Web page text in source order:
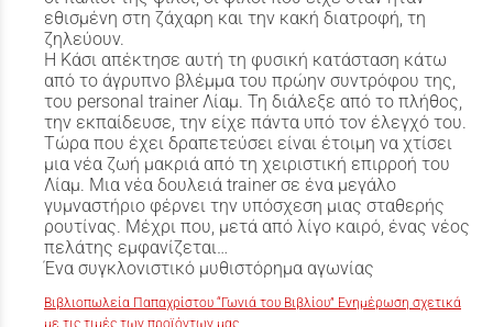
εθισμένη στη ζάχαρη και την κακή διατροφή, τη
ζηλεύουν.
Η Κάσι απέκτησε αυτή τη φυσική κατάσταση κάτω
από το άγρυπνο βλέμμα του πρώην συντρόφου της,
του personal trainer Λίαμ. Τη διάλεξε από το πλήθος,
την εκπαίδευσε, την είχε πάντα υπό τον έλεγχό του.
Τώρα που έχει δραπετεύσει είναι έτοιμη να χτίσει
μια νέα ζωή μακριά από τη χειριστική επιρροή του
Λίαμ. Μια νέα δουλειά trainer σε ένα μεγάλο
γυμναστήριο φέρνει την υπόσχεση μιας σταθερής
ρουτίνας. Μέχρι που, μετά από λίγο καιρό, ένας νέος
πελάτης εμφανίζεται…
Ένα συγκλονιστικό μυθιστόρημα αγωνίας
Βιβλιοπωλεία Παπαχρίστου “Γωνιά του Βιβλίου” Ενημέρωση σχετικά